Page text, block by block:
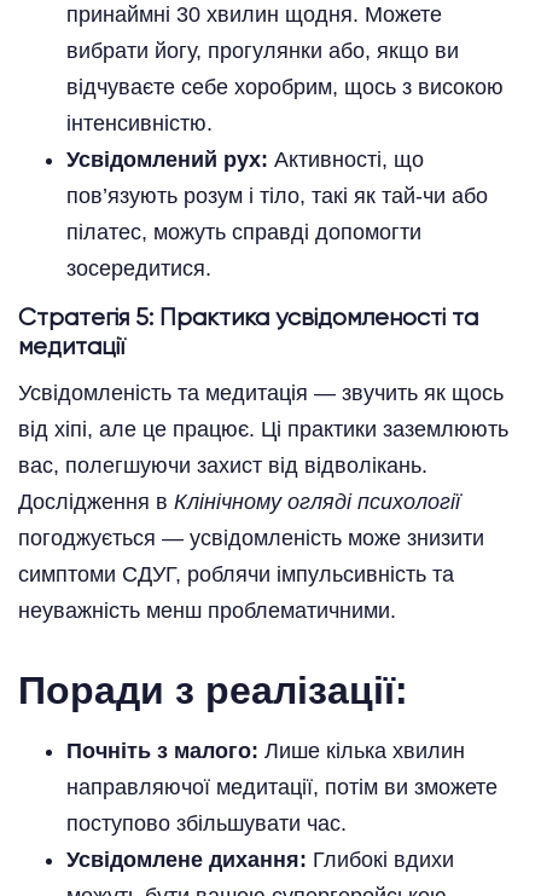
принаймні 30 хвилин щодня. Можете
вибрати йогу, прогулянки або, якщо ви
відчуваєте себе хоробрим, щось з високою
інтенсивністю.
Усвідомлений рух: Активності, що
пов’язують розум і тіло, такі як тай-чи або
пілатес, можуть справді допомогти
зосередитися.
Стратегія 5: Практика усвідомленості та
медитації
Усвідомленість та медитація — звучить як щось
від хіпі, але це працює. Ці практики заземлюють
вас, полегшуючи захист від відволікань.
Дослідження в Клінічному огляді психології
погоджується — усвідомленість може знизити
симптоми СДУГ, роблячи імпульсивність та
неуважність менш проблематичними.
Поради з реалізації:
Почніть з малого: Лише кілька хвилин
направляючої медитації, потім ви зможете
поступово збільшувати час.
Усвідомлене дихання: Глибокі вдихи